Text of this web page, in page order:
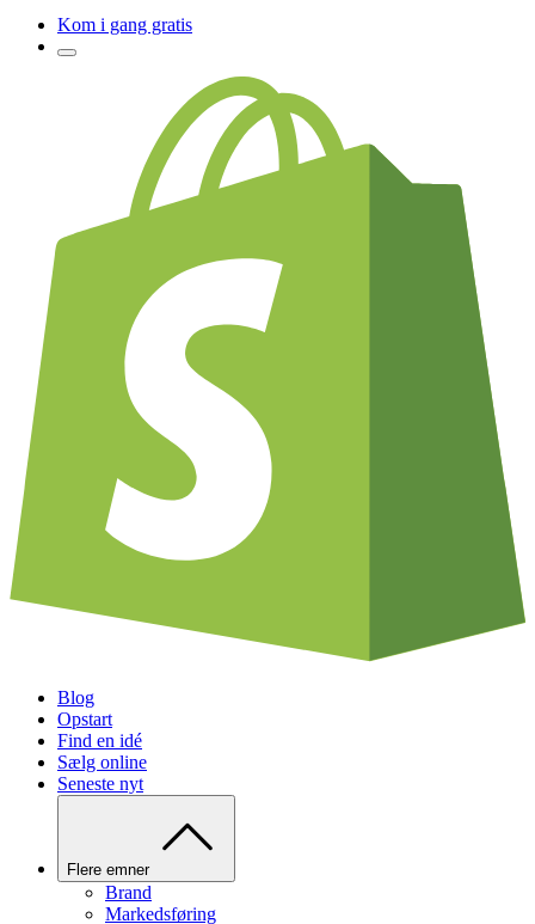
Kom i gang gratis
Blog
Opstart
Find en idé
Sælg online
Seneste nyt
Flere emner
Brand
Markedsføring